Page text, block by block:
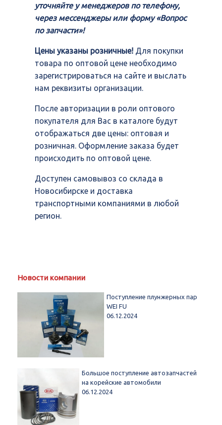
уточняйте у менеджеров по телефону,
через мессенджеры или форму «Вопрос
по запчасти»!
Цены указаны розничные! Для покупки
товара по оптовой цене необходимо
зарегистрироваться на сайте и выслать
нам реквизиты организации.
После авторизации в роли оптового
покупателя для Вас в каталоге будут
отображаться две цены: оптовая и
розничная. Оформление заказа будет
происходить по оптовой цене.
Доступен самовывоз со склада в
Новосибирске и доставка
транспортными компаниями в любой
регион.
Новости компании
Поступление плунжерных пар
WEI FU
06.12.2024
Большое поступление автозапчастей
на корейские автомобили
06.12.2024